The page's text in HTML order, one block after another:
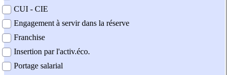
CUI - CIE
Engagement à servir dans la réserve
Franchise
Insertion par l'activ.éco.
Portage salarial